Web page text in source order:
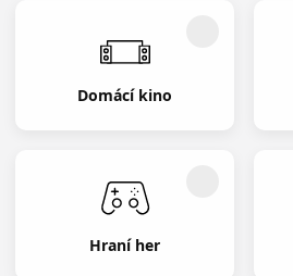
Domácí kino
Hraní her